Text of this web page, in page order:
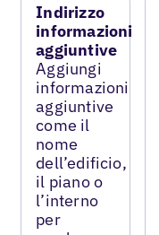
Indirizzo
informazioni
aggiuntive
Aggiungi
informazioni
aggiuntive
come il
nome
dell’edificio,
il piano o
l’interno
per